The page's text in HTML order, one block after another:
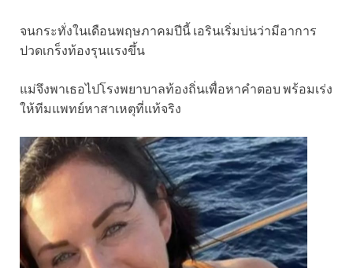
จนกระทั่งในเดือนพฤษภาคมปีนี้ เอรินเริ่มบ่นว่ามีอาการ
ปวดเกร็งท้องรุนแรงขึ้น
แม่จึงพาเธอไปโรงพยาบาลท้องถิ่นเพื่อหาคำตอบ พร้อมเร่ง
ให้ทีมแพทย์หาสาเหตุที่แท้จริง